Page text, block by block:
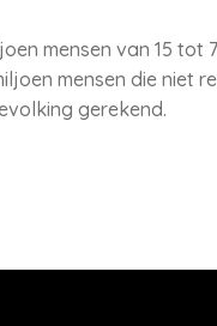
mensen van 15
mensen die niet
gerekend.